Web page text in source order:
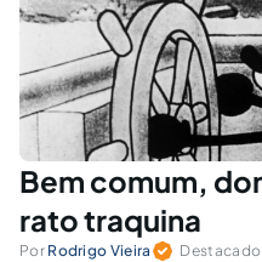
Bem comum,
rato traquina
Por Rodrigo Vieira Destacado